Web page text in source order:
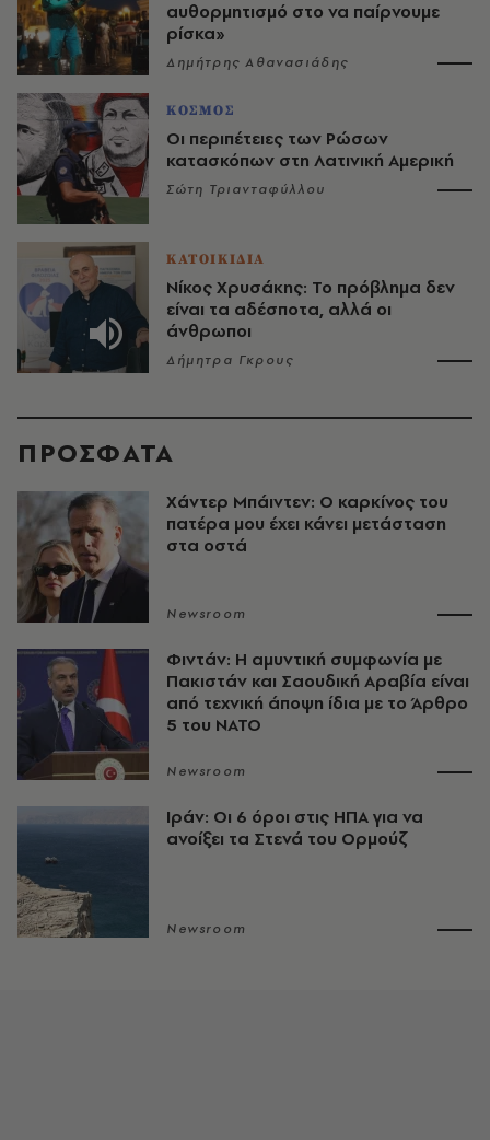
αυθορμητισμό στο να παίρνουμε
ρίσκα»
Δημήτρης Αθανασιάδης
ΚΟΣΜΟΣ
Οι περιπέτειες των Ρώσων
κατασκόπων στη Λατινική Αμερική
Σώτη Τριανταφύλλου
ΚΑΤΟΙΚΙΔΙΑ
Νίκος Χρυσάκης: Το πρόβλημα δεν
είναι τα αδέσποτα, αλλά οι
άνθρωποι
Δήμητρα Γκρους
ΠΡΟΣΦΑΤΑ
Χάντερ Μπάιντεν: Ο καρκίνος του
πατέρα μου έχει κάνει μετάσταση
στα οστά
Newsroom
Φιντάν: Η αμυντική συμφωνία με
Πακιστάν και Σαουδική Αραβία είναι
από τεχνική άποψη ίδια με τo Άρθρο
5 του ΝΑΤΟ
Newsroom
Ιράν: Οι 6 όροι στις ΗΠΑ για να
ανοίξει τα Στενά του Ορμούζ
Newsroom